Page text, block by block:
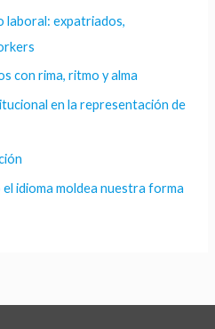
laboral: expatriados,
con rima, ritmo y alma
en la representación de
idioma moldea nuestra forma